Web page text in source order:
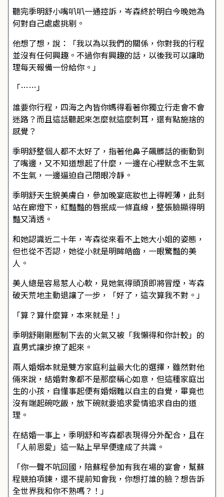
聽完季明舒小嘴叭叭一通控訴，岑森終於明白今晚她為
何對自己處處挑剔。
他想了想，說：「我以為以我們的關係，你對我的行程
並沒有任何興趣。不過你有興趣的話，以後我可以讓助
理每天報備一份給你。」
「……」
誰要你行程，四海之內皆你媽得看著你獨立行走會不會
迷路？而且這話聽起來怎麼就這麼刺耳，還有點施捨的
感覺？
季明舒整個人都不太好了，指著他鼻子飆髒話的衝動到
了嘴邊，又不知道想起了什麼，一邊在心裡默念不生氣
不生氣，一邊逼迫自己閉眼冷靜。
季明舒天生貌美膚白，參加晚宴底妝也上得輕薄，此刻
站在廊燈下，紅豔豔的唇抿成一條直線，整張臉顯得明
豔又清透。
和她認識近二十年，岑森從來看不上她大小姐的姿態，
但也從不否認，她從小就是明眸皓齒，一眼驚豔的美
人。
美人總是容易惹人心軟，見她氣得頭頂即將冒煙，岑森
破天荒地主動退讓了一步，「好了，這次算我不對。」
「算？算什麼算，本來就是！」
季明舒剛剛壓制下去的火氣又被「我懶得和你計較」的
直男式讓步撩了起來。
兩人婚姻本就是雙方家庭利益最大化的選擇，雖然對他
倆來說，結婚對象都不是那麼稱心如意，但這種家庭出
生的小孩，自懂事起便有婚姻難以自主的自覺，畢竟也
沒有端起碗吃飯，放下碗就要追求愛情追求自由的道
理。
在結婚一事上，季明舒和岑森都表現得分外配合，且在
「人前恩愛」這一點上早早便達成了共識。
「你一聲不吭回國，陪蘇程參加有我在場的宴會，幫蘇
程競拍項鍊，還不提前知會我，你想打誰的臉？想告訴
全世界我和你不熟嗎？！」